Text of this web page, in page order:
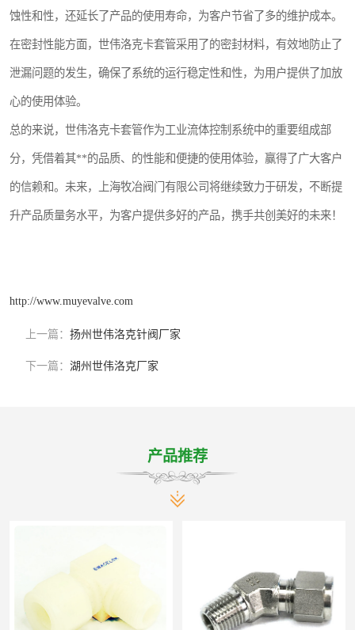
蚀性和性，还延长了产品的使用寿命，为客户节省了多的维护成本。
在密封性能方面，世伟洛克卡套管采用了的密封材料，有效地防止了
泄漏问题的发生，确保了系统的运行稳定性和性，为用户提供了加放
心的使用体验。
总的来说，世伟洛克卡套管作为工业流体控制系统中的重要组成部
分，凭借着其**的品质、的性能和便捷的使用体验，赢得了广大客户
的信赖和。未来，上海牧冶阀门有限公司将继续致力于研发，不断提
升产品质量务水平，为客户提供多好的产品，携手共创美好的未来！
http://www.muyevalve.com
上一篇： 扬州世伟洛克针阀厂家
下一篇： 湖州世伟洛克厂家
产品推荐